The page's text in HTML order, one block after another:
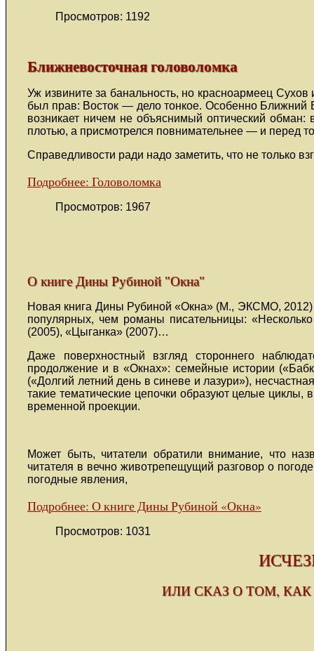
Просмотров: 1192
Ближневосточная головоломка
Уж извините за банальность, но красноармеец
был прав: Восток — дело тонкое. Особенно
возникает ничем не объяснимый оптический
плотью, а присмотрелся повнимательнее — и перед
Справедливости ради надо заметить, что не только
Подробнее: Головоломка
Просмотров: 1967
О книге Дины Рубиной "Окна"
Новая книга Дины Рубиной «Окна» (М., ЭКСМО, 2012)
популярных, чем романы писательницы:
(2005), «Цыганка» (2007)…
Даже поверхностный взгляд стороннего
продолжение и в «Окнах»: семейные истории
(«Долгий летний день в синеве и лазури»),
такие тематические цепочки образуют целые циклы,
временной проекции.
Может быть, читатели обратили внимание, что
читателя в вечно животрепещущий разговор о
погодные явления,
Подробнее: О книге Дины Рубиной «Окна»
Просмотров: 1031
ИЛИ СКАЗ О ТОМ, КАК